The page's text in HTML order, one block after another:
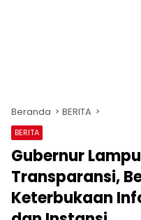
Beranda BERITA
BERITA
Gubernur
Transparansi,
Keterbukaan